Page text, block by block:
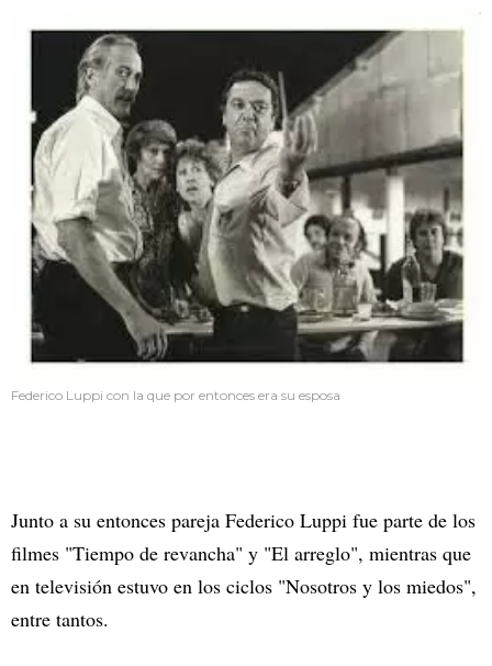
Federico Luppi con la que por entonces era su esposa
Junto a su entonces pareja Federico Luppi fue parte de los
filmes "Tiempo de revancha" y "El arreglo", mientras que
en televisión estuvo en los ciclos "Nosotros y los miedos",
entre tantos.